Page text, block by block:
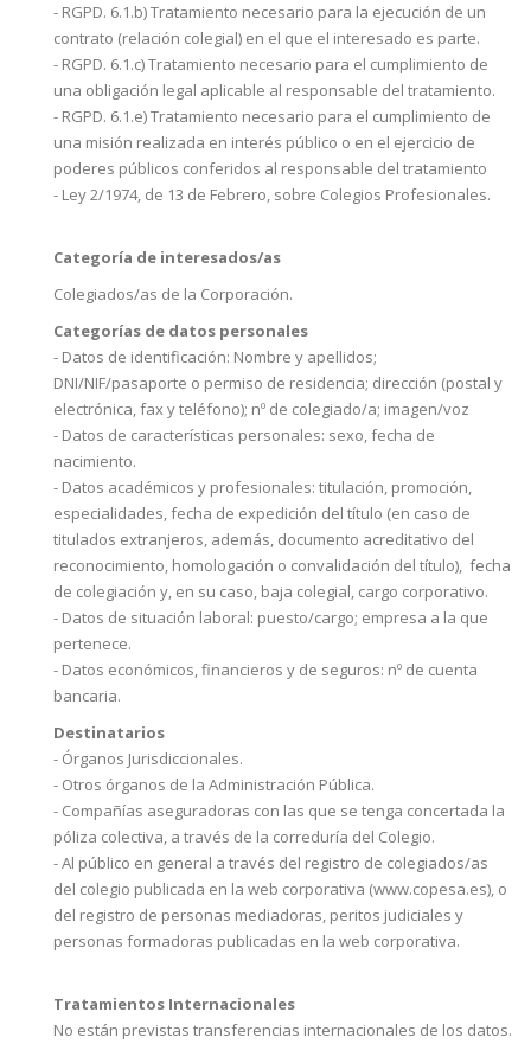
- RGPD. 6.1.b) Tratamiento necesario para la ejecución de un
contrato (relación colegial) en el que el interesado es parte.
- RGPD. 6.1.c) Tratamiento necesario para el cumplimiento de
una obligación legal aplicable al responsable del tratamiento.
- RGPD. 6.1.e) Tratamiento necesario para el cumplimiento de
una misión realizada en interés público o en el ejercicio de
poderes públicos conferidos al responsable del tratamiento
- Ley 2/1974, de 13 de Febrero, sobre Colegios Profesionales.
Categoría de interesados/as
Colegiados/as de la Corporación.
Categorías de datos personales
- Datos de identificación: Nombre y apellidos;
DNI/NIF/pasaporte o permiso de residencia; dirección (postal y
electrónica, fax y teléfono); nº de colegiado/a; imagen/voz
- Datos de características personales: sexo, fecha de
nacimiento.
- Datos académicos y profesionales: titulación, promoción,
especialidades, fecha de expedición del título (en caso de
titulados extranjeros, además, documento acreditativo del
reconocimiento, homologación o convalidación del título), fecha
de colegiación y, en su caso, baja colegial, cargo corporativo.
- Datos de situación laboral: puesto/cargo; empresa a la que
pertenece.
- Datos económicos, financieros y de seguros: nº de cuenta
bancaria.
Destinatarios
- Órganos Jurisdiccionales.
- Otros órganos de la Administración Pública.
- Compañías aseguradoras con las que se tenga concertada la
póliza colectiva, a través de la correduría del Colegio.
- Al público en general a través del registro de colegiados/as
del colegio publicada en la web corporativa (www.copesa.es), o
del registro de personas mediadoras, peritos judiciales y
personas formadoras publicadas en la web corporativa.
Tratamientos Internacionales
No están previstas transferencias internacionales de los datos.